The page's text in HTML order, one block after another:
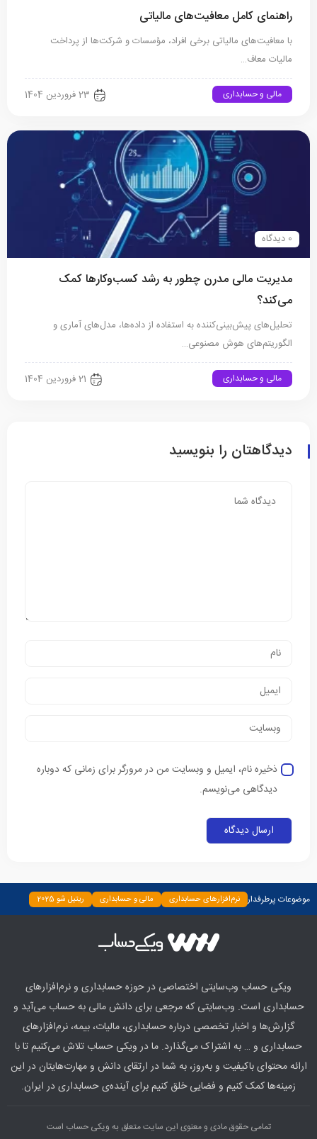
راهنمای کامل معافیت‌های مالیاتی
با معافیت‌های مالیاتی برخی افراد، مؤسسات و شرکت‌ها از پرداخت
مالیات معاف…
مالی و حسابداری 23 فروردین 1404
0 دیدگاه
مدیریت مالی مدرن چطور به رشد کسب‌وکارها کمک
می‌کند؟
تحلیل‌های پیش‌بینی‌کننده به استفاده از داده‌ها، مدل‌های آماری و
الگوریتم‌های هوش مصنوعی…
مالی و حسابداری 21 فروردین 1404
دیدگاهتان را بنویسید
ذخیره نام، ایمیل و وبسایت من در مرورگر برای زمانی که دوباره
دیدگاهی می‌نویسم.
موضوعات پرطرفدار نرم‌افزارهای حسابداری مالی و حسابداری
ریتیل شو 2025
دسته‌بندی نشده
چپ چین بیمه و بانک اخبار ابزارها
ویکی حساب وب‌سایتی اختصاصی در حوزه حسابداری و نرم‌افزارهای
حسابداری است. وب‌سایتی که مرجعی برای دانش مالی به حساب می‌آید و
گزارش‌ها و اخبار تخصصی درباره حسابداری، مالیات، بیمه، نرم‌افزارهای
حسابداری و … به اشتراک می‌گذارد. ما در ویکی حساب تلاش می‌کنیم تا با
ارائه محتوای باکیفیت و به‌روز، به شما در ارتقای دانش و مهارت‌هایتان در این
زمینه‌ها کمک کنیم و فضایی خلق کنیم برای آینده‌ی حسابداری در ایران.
تمامی حقوق مادی و معنوی این سایت متعلق به ویکی حساب است